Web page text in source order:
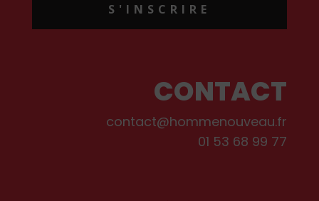
S'INSCRIRE
CONTACT
contact@hommenouveau.fr
01 53 68 99 77